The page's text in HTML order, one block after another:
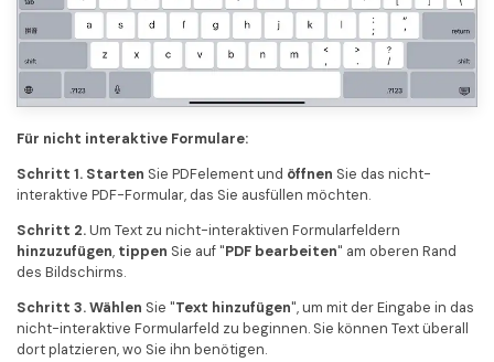
Für nicht interaktive Formulare:
Schritt 1. Starten Sie PDFelement und öffnen Sie das nicht-
interaktive PDF-Formular, das Sie ausfüllen möchten.
Schritt 2.Um Text zu nicht-interaktiven Formularfeldern
hinzuzufügen, tippen Sie auf "PDF bearbeiten" am oberen Rand
des Bildschirms.
Schritt 3. Wählen Sie "Text hinzufügen", um mit der Eingabe in das
nicht-interaktive Formularfeld zu beginnen. Sie können Text überall
dort platzieren, wo Sie ihn benötigen.